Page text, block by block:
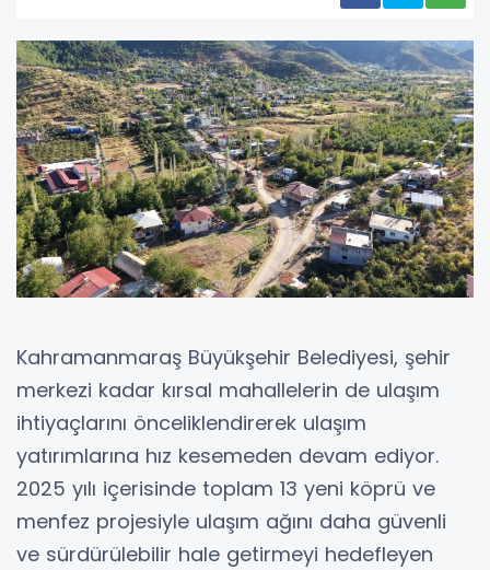
Kahramanmaraş Büyükşehir Belediyesi, şehir
merkezi kadar kırsal mahallelerin de ulaşım
ihtiyaçlarını önceliklendirerek ulaşım
yatırımlarına hız kesemeden devam ediyor.
2025 yılı içerisinde toplam 13 yeni köprü ve
menfez projesiyle ulaşım ağını daha güvenli
ve sürdürülebilir hale getirmeyi hedefleyen